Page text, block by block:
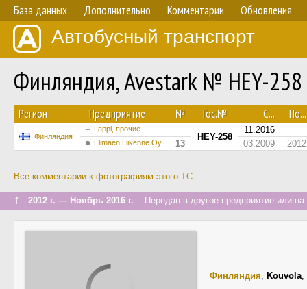
База данных Дополнительно Комментарии Обновления
Автобусный транспорт
Финляндия, Avestark № HEY-258
Регион Предприятие № Гос.№ С... По...
Финляндия
Lappi, прочие
HEY-258
11.2016
Elimäen Liikenne Oy 13 03.2009 2012
Все комментарии к фотографиям этого ТС
↑ 2012 г. — Ноябрь 2016 г. Передан в другое предприятие или на
Финляндия, Kouvola,